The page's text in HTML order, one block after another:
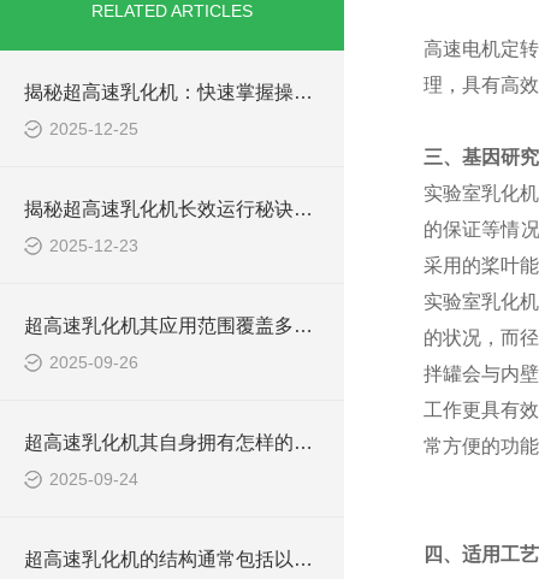
RELATED ARTICLES
揭秘超高速乳化机：快速掌握操作秘籍！
2025-12-25
揭秘超高速乳化机长效运行秘诀：简单保养大不同！
2025-12-23
超高速乳化机其应用范围覆盖多个领域
2025-09-26
超高速乳化机其自身拥有怎样的功能呢？
2025-09-24
超高速乳化机的结构通常包括以下几个主要部分
高速电机定
理，具有高
三、 基因研
实验室乳化
的保证等情
采用的桨叶
实验室乳化
的状况，而
拌罐会与内
工作更具有
常方便的功
四、适用工艺